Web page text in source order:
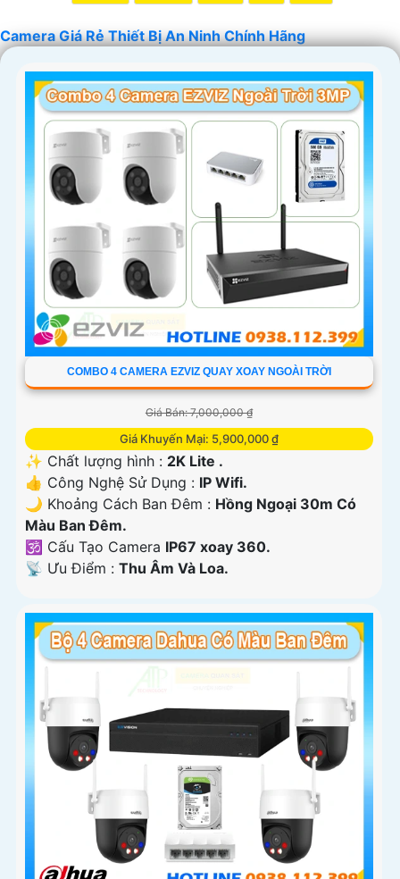
Camera Giá Rẻ Thiết Bị An Ninh Chính Hãng
COMBO 4 CAMERA EZVIZ QUAY XOAY NGOÀI TRỜI
Giá Bán: 7,000,000 ₫
Giá Khuyến Mại: 5,900,000 ₫
✨ Chất lượng hình : 2K Lite .
👍 Công Nghệ Sử Dụng : IP Wifi.
🌙 Khoảng Cách Ban Đêm : Hồng Ngoại 30m Có
Màu Ban Ðêm.
🕉️ Cấu Tạo Camera IP67 xoay 360.
️📡 Ưu Điểm : Thu Âm Và Loa.